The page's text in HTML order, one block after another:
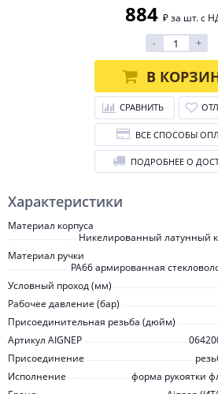
Характеристики
Материал корпуса
Никелированный латунный
Материал ручки
PA66 армированная
Условный проход (мм)
Рабочее давление (бар)
Присоединительная резьба (дюйм)
Артикул AIGNEP
Присоединение
Исполнение
форма рукоятки
884 ₽ за шт. с
-
+
В
СРАВНИТЬ
ВСЕ СПОСОБЫ
ПОДРОБНЕЕ О